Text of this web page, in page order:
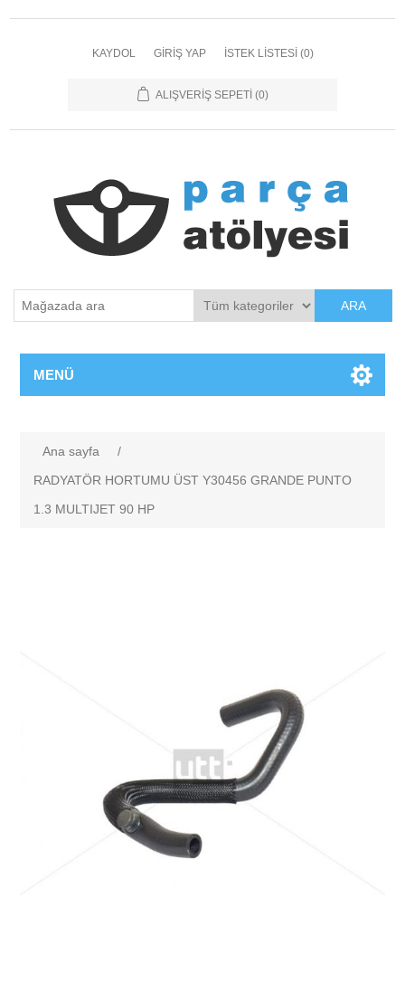
KAYDOL GIRIŞ YAP İSTEK LISTESI (0)
ALIŞVERIŞ SEPETI (0)
ARA
MENÜ
Ana sayfa
/
RADYATÖR HORTUMU ÜST Y30456 GRANDE PUNTO
1.3 MULTIJET 90 HP